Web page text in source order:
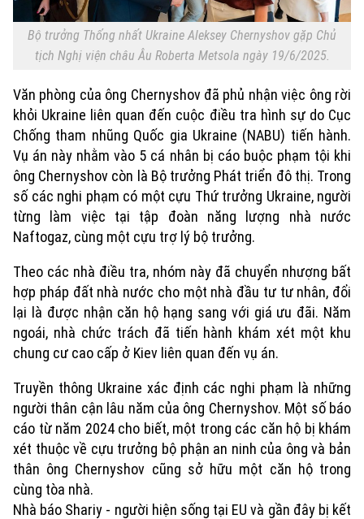
Bộ trưởng Thống nhất Ukraine Aleksey Chernyshov gặp Chủ
tịch Nghị viện châu Âu Roberta Metsola ngày 19/6/2025.
Văn phòng của ông Chernyshov đã phủ nhận việc ông rời
khỏi Ukraine liên quan đến cuộc điều tra hình sự do Cục
Chống tham nhũng Quốc gia Ukraine (NABU) tiến hành.
Vụ án này nhằm vào 5 cá nhân bị cáo buộc phạm tội khi
ông Chernyshov còn là Bộ trưởng Phát triển đô thị. Trong
số các nghi phạm có một cựu Thứ trưởng Ukraine, người
từng làm việc tại tập đoàn năng lượng nhà nước
Naftogaz, cùng một cựu trợ lý bộ trưởng.
Theo các nhà điều tra, nhóm này đã chuyển nhượng bất
hợp pháp đất nhà nước cho một nhà đầu tư tư nhân, đổi
lại là được nhận căn hộ hạng sang với giá ưu đãi. Năm
ngoái, nhà chức trách đã tiến hành khám xét một khu
chung cư cao cấp ở Kiev liên quan đến vụ án.
Truyền thông Ukraine xác định các nghi phạm là những
người thân cận lâu năm của ông Chernyshov. Một số báo
cáo từ năm 2024 cho biết, một trong các căn hộ bị khám
xét thuộc về cựu trưởng bộ phận an ninh của ông và bản
thân ông Chernyshov cũng sở hữu một căn hộ trong
cùng tòa nhà.
Nhà báo Shariy - người hiện sống tại EU và gần đây bị kết